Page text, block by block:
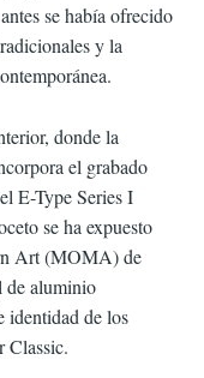
se había ofrecido
y la
donde la
el grabado
E-Type Series I
se ha expuesto
Art (MOMA) de
de aluminio
identidad de los
Classic.